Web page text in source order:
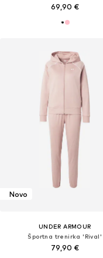
69,90 €
Novo
UNDER ARMOUR
Športna trenirka 'Rival'
79,90 €